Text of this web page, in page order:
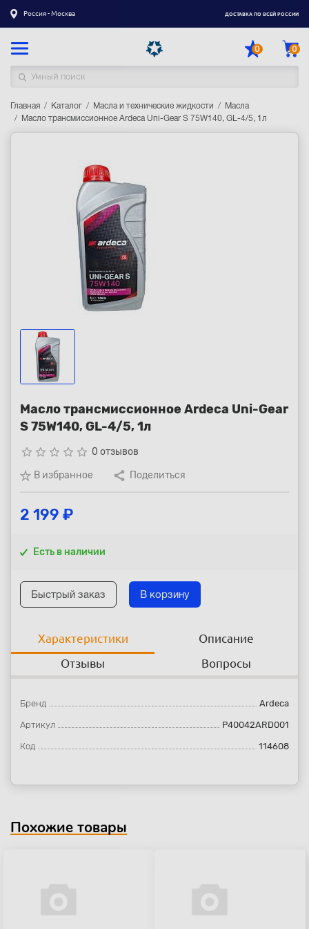
Россия - Москва ДОСТАВКА ПО ВСЕЙ РОССИИ
0 0
Каталог товаров
Оптовым и корпоративным клиентам
Республика Коми - Сыктывкар
+7 (800) 250-15-01
Главная Каталог Масла и технические жидкости
Масла
Масло трансмиссионное Ardeca Uni-Gear S 75W140, GL-4/5, 1л
Масло трансмиссионное Ardeca Uni-Gear
S 75W140, GL-4/5, 1л
star_border star_border star_border star_border star_border 0 отзывов
В избранное
Поделиться
2 199 ₽
Есть в наличии
Быстрый заказ В корзину
Характеристики
Описание
Отзывы
Вопросы
Бренд Ardeca
Артикул P40042ARD001
Код 114608
Похожие товары